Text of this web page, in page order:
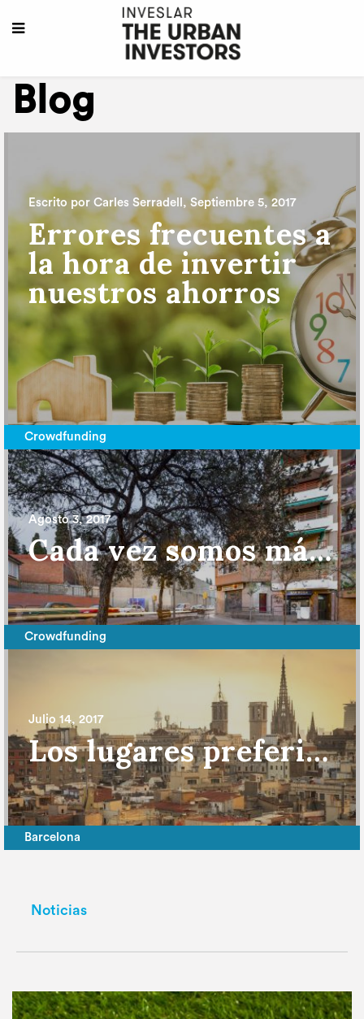
Blog
Escrito porCarles Serradell ,Septiembre 5, 2017
Errores frecuentes a
la hora de invertir
nuestros ahorros
Crowdfunding
Agosto 3, 2017
Cada vez somos más “crowdbelievers”: nuestro último proyecto, ¡de récord!
Crowdfunding
Julio 14, 2017
Los lugares preferidos por los Erasmus para vivir
Barcelona
Noticias